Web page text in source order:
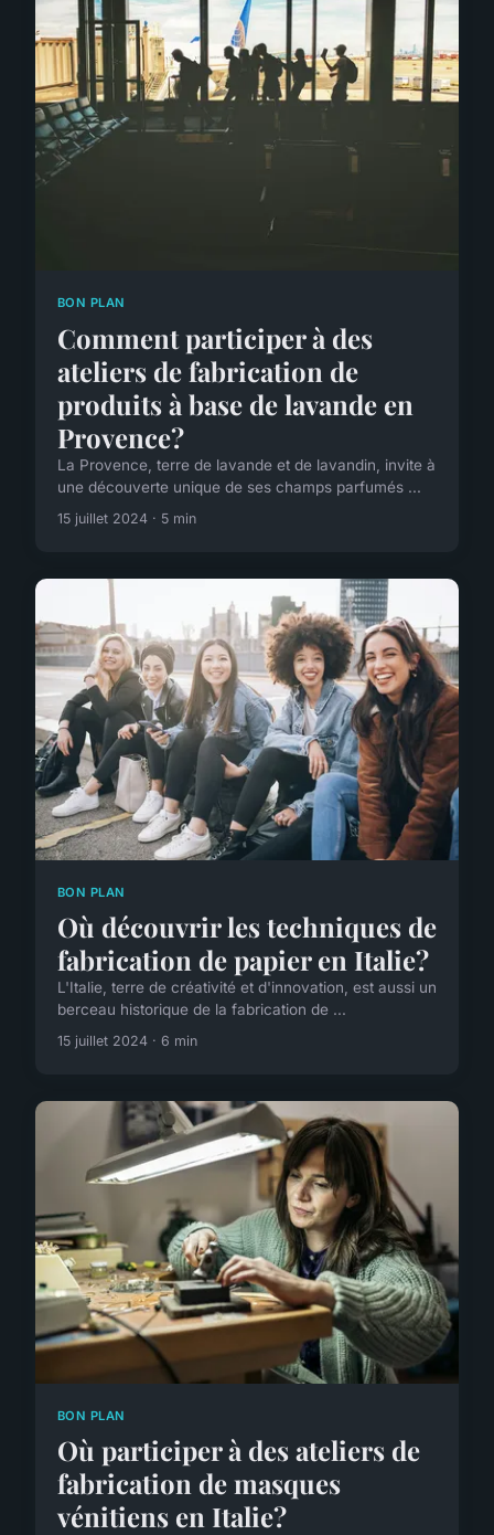
BON PLAN
Comment participer à des
ateliers de fabrication de
produits à base de lavande en
Provence?
La Provence, terre de lavande et de lavandin, invite à
une découverte unique de ses champs parfumés ...
15 juillet 2024 · 5 min
BON PLAN
Où découvrir les techniques de
fabrication de papier en Italie?
L'Italie, terre de créativité et d'innovation, est aussi un
berceau historique de la fabrication de ...
15 juillet 2024 · 6 min
BON PLAN
Où participer à des ateliers de
fabrication de masques
vénitiens en Italie?